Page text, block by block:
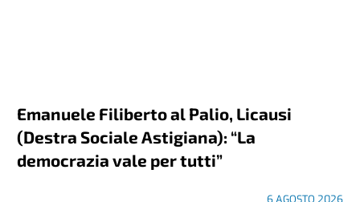
Emanuele Filiberto al Palio, Licausi
(Destra Sociale Astigiana): “La
democrazia vale per tutti”
6 AGOSTO 2026